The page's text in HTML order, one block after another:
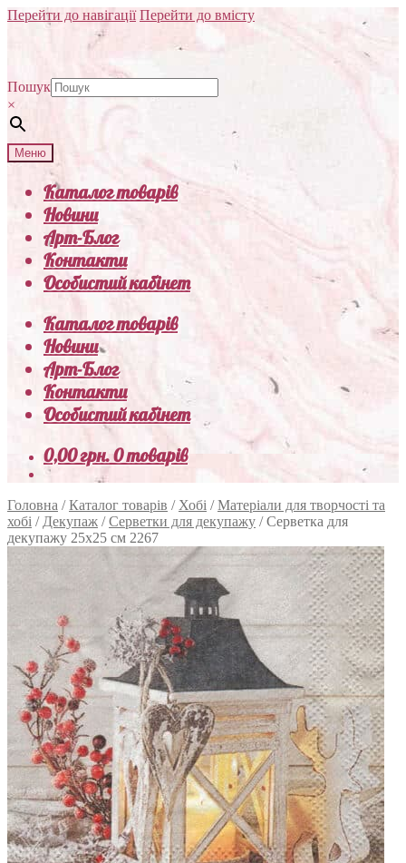
Перейти до навігації Перейти до вмісту
Пошук
×
Меню
Каталог товарів
Новини
Арт-Блог
Контакти
Особистий кабінет
Каталог товарів
Новини
Арт-Блог
Контакти
Особистий кабінет
0,00грн.0 товарів
Головна /Каталог товарів / Хобі /Матеріали для творчості та
хобі / Декупаж /Серветки для декупажу /Серветка для
декупажу 25х25 см 2267